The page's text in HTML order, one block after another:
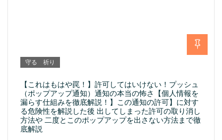
守る 祈り
【これはもはや罠！】許可してはいけない！プッシュ
（ポップアップ通知）通知の本当の怖さ【個人情報を
漏らす仕組みを徹底解説！】この通知の許可】に対す
る危険性を解説した後 出してしまった許可の取り消し
方法や 二度とこのポップアップを出さない方法まで徹
底解説